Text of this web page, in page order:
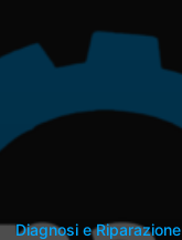
Diagnosi e Riparazione